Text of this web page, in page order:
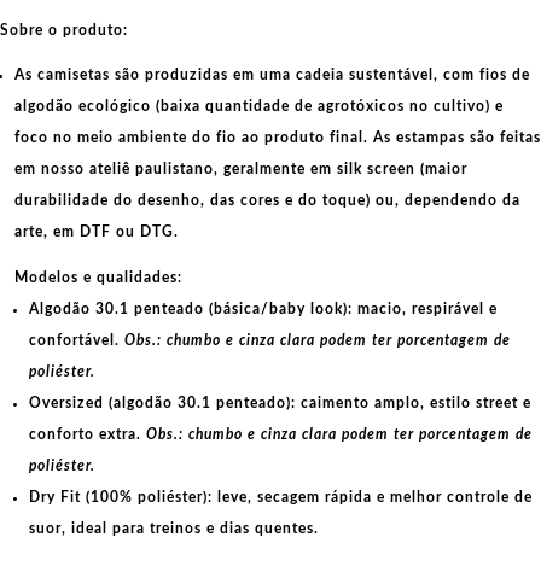
Sobre o produto:
As camisetas são produzidas em uma cadeia sustentável, com fios de
algodão ecológico (baixa quantidade de agrotóxicos no cultivo) e
foco no meio ambiente do fio ao produto final. As estampas são feitas
em nosso ateliê paulistano, geralmente em silk screen (maior
durabilidade do desenho, das cores e do toque) ou, dependendo da
arte, em DTF ou DTG.
Modelos e qualidades:
Algodão 30.1 penteado (básica/baby look): macio, respirável e
confortável. Obs.: chumbo e cinza clara podem ter porcentagem de
poliéster.
Oversized (algodão 30.1 penteado): caimento amplo, estilo street e
conforto extra. Obs.: chumbo e cinza clara podem ter porcentagem de
poliéster.
Dry Fit (100% poliéster): leve, secagem rápida e melhor controle de
suor, ideal para treinos e dias quentes.